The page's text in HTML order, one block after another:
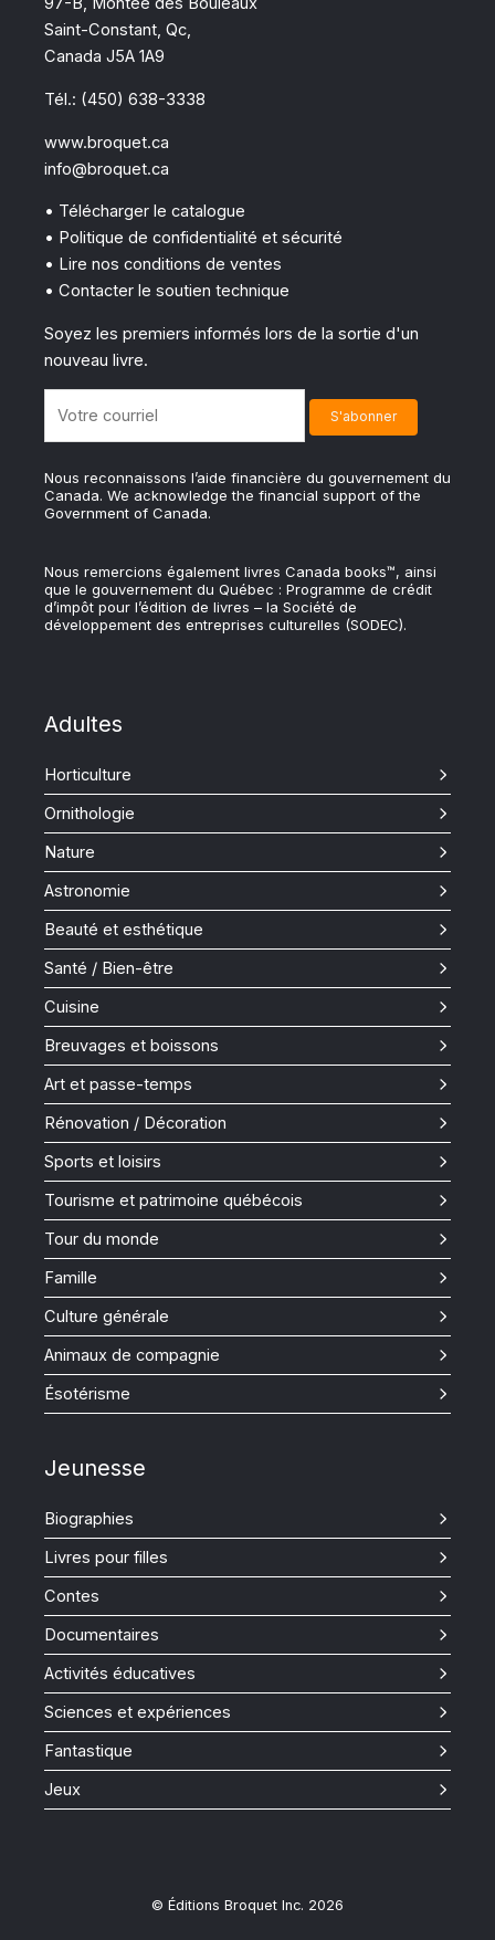
Saint-Constant, Qc,
Canada J5A 1A9
Tél.: (450) 638-3338
www.broquet.ca
info@broquet.ca
• Télécharger le catalogue
• Politique de confidentialité et sécurité
• Lire nos conditions de ventes
• Contacter le soutien technique
Soyez les premiers informés lors de la sortie d'un
nouveau livre.
Nous reconnaissons l’aide financière du gouvernement du
Canada. We acknowledge the financial support of the
Government of Canada.
Nous remercions également livres Canada books™, ainsi
que le gouvernement du Québec : Programme de crédit
d’impôt pour l’édition de livres – la Société de
développement des entreprises culturelles (SODEC).
Adultes
Horticulture
Ornithologie
Nature
Astronomie
Beauté et esthétique
Santé / Bien-être
Cuisine
Breuvages et boissons
Art et passe-temps
Rénovation / Décoration
Sports et loisirs
Tourisme et patrimoine québécois
Tour du monde
Famille
Culture générale
Animaux de compagnie
Ésotérisme
Jeunesse
Biographies
Livres pour filles
Contes
Documentaires
Activités éducatives
Sciences et expériences
Fantastique
Jeux
© Éditions Broquet Inc. 2026